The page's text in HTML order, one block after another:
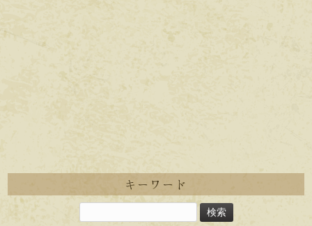
キーワード